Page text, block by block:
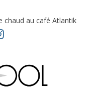
chaud au café Atlantik
en hausse
entre chaleur et bonne
bière, métal et
du Professeur Puth